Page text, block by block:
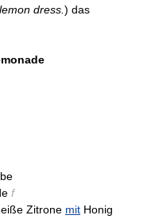
lemon dress. ) das
f
Zitrone mit Honig